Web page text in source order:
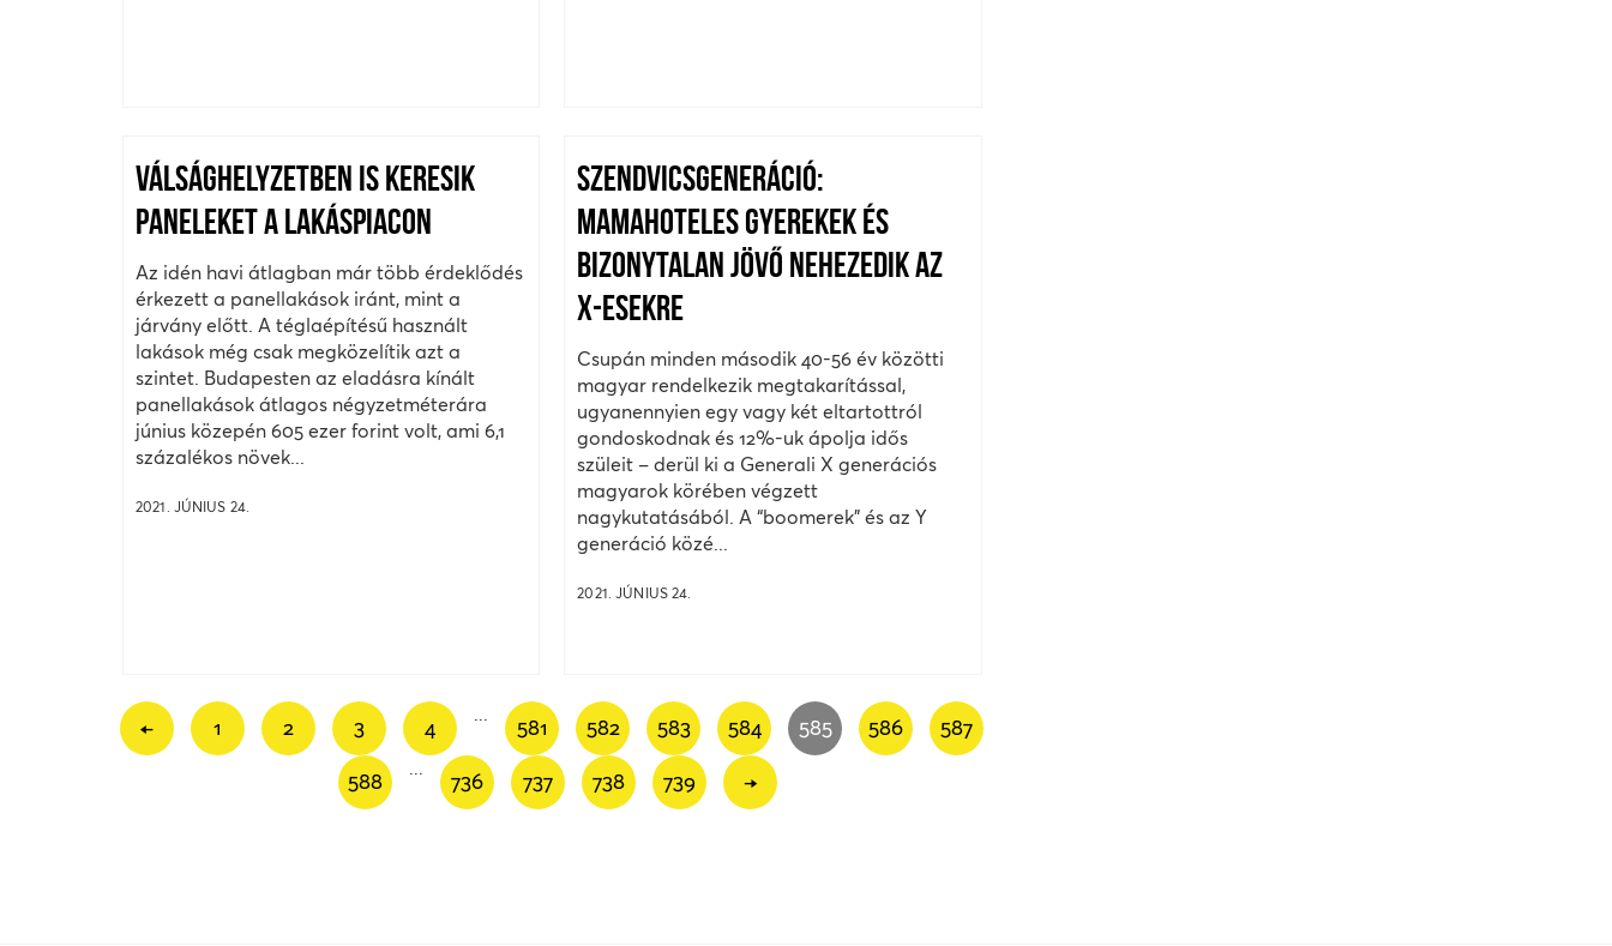
VÁLSÁGHELYZETBEN IS KERESIK
PANELEKET A LAKÁSPIACON
Az idén havi átlagban már több érdeklődés
érkezett a panellakások iránt, mint a
járvány előtt. A téglaépítésű használt
lakások még csak megközelítik azt a
szintet. Budapesten az eladásra kínált
panellakások átlagos négyzetméterára
június közepén 605 ezer forint volt, ami 6,1
százalékos növek...
2021. JÚNIUS 24.
SZENDVICSGENERÁCIÓ:
MAMAHOTELES GYEREKEK ÉS
BIZONYTALAN JÖVŐ NEHEZEDIK AZ
X-ESEKRE
Csupán minden második 40-56 év közötti
magyar rendelkezik megtakarítással,
ugyanennyien egy vagy két eltartottról
gondoskodnak és 12%-uk ápolja idős
szüleit – derül ki a Generali X generációs
magyarok körében végzett
nagykutatásából. A “boomerek” és az Y
generáció közé...
2021. JÚNIUS 24.
← 1 2 3 4 581 582 583 584 585 586 587
588 736 737 738 739 →